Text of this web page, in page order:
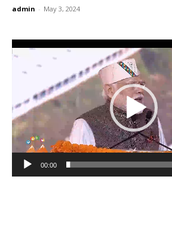
admin - May 3, 2024
Player
00:00